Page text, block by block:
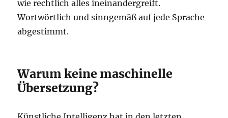
wie rechtlich alles ineinandergreift.
Wortwörtlich und sinngemäß auf jede Sprache
abgestimmt.
Warum keine maschinelle
Übersetzung?